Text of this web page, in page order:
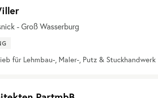
- Groß Wasserburg
für Lehmbau-, Maler-, Putz & Stuckhandwerk